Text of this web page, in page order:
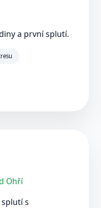
a první splutí.
Ohří
s